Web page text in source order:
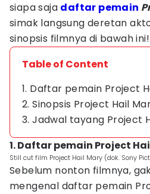
siapa saja daftar pemain
simak langsung deretan
sinopsis filmnya di bawah ini!
Table of Content
1. Daftar pemain Project
2. Sinopsis Project Hail
3. Jadwal tayang Project
1. Daftar pemain Project
Still cut film Project Hail Mary (dok. Sony
Sebelum nonton filmnya,
mengenal daftar pemain